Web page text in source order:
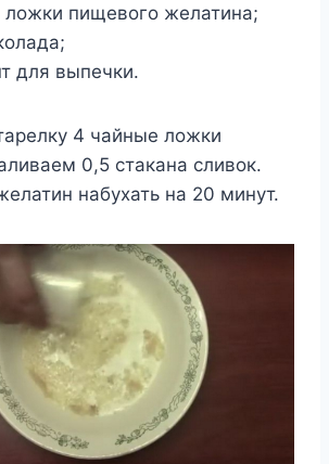
пищевого желатина;
для выпечки.
4 чайные ложки
0,5 стакана сливок.
набухать на 20 минут.